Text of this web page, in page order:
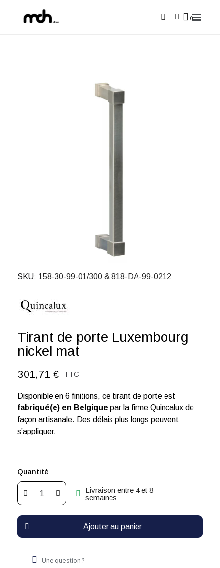
SKU 158-30-99-01/300 & 818-DA-99-0212
Tirant de porte Luxembourg
nickel mat
301,71 € TTC
Disponible en 6 finitions, ce tirant de porte est
fabriqué(e) en Belgique par la firme Quincalux de
façon artisanale. Des délais plus longs peuvent
s’appliquer.
Quantité
Livraison entre 4 et 8
semaines
Ajouter au panier
Une question ?